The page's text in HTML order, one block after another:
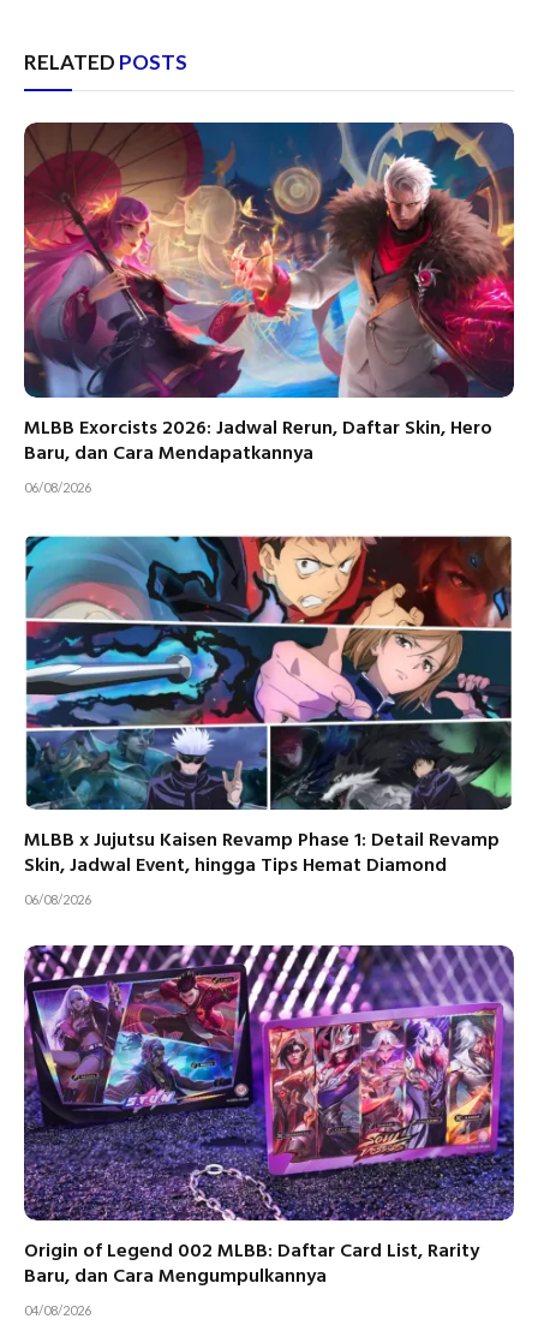
RELATED POSTS
MLBB Exorcists 2026: Jadwal Rerun, Daftar Skin, Hero
Baru, dan Cara Mendapatkannya
06/08/2026
MLBB x Jujutsu Kaisen Revamp Phase 1: Detail Revamp
Skin, Jadwal Event, hingga Tips Hemat Diamond
06/08/2026
Origin of Legend 002 MLBB: Daftar Card List, Rarity
Baru, dan Cara Mengumpulkannya
04/08/2026